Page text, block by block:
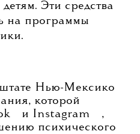
напрямую связано
романтики, мы все
цели
Эти средства
на программы
Нью-Мексико
которой
и Instagram
,
психического